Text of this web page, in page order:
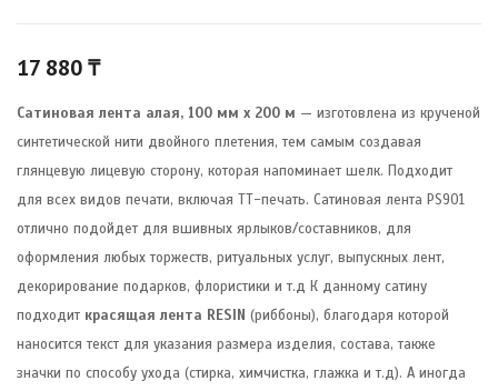
17 880₸
Сатиновая лента алая, 100 мм х 200 м — изготовлена из крученой
синтетической нити двойного плетения, тем самым создавая
глянцевую лицевую сторону, которая напоминает шелк. Подходит
для всех видов печати, включая ТТ-печать. Сатиновая лента PS901
отлично подойдет для вшивных ярлыков/составников, для
оформления любых торжеств, ритуальных услуг, выпускных лент,
декорирование подарков, флористики и т.д К данному сатину
подходит красящая лента RESIN (риббоны), благодаря которой
наносится текст для указания размера изделия, состава, также
значки по способу ухода (стирка, химчистка, глажка и т.д). А иногда